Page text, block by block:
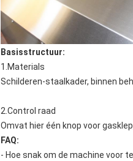
Basisstructuur:
1.Materials
Schilderen-staalkader, binnen
2.Control raad
Omvat hier één knop voor
FAQ:
- Hoe snak om de machine voor